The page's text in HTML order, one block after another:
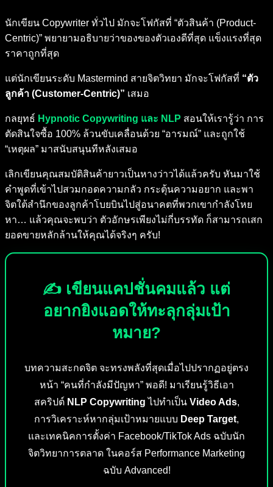
นักเขียน Copywriter ทั่วไป มักจะโฟกัสที่ “ตัวสินค้า (Product-
Centric)” พยายามอธิบายว่าของของตัวเองดีที่สุด แข็งแรงที่สุด
ราคาถูกที่สุด
แต่นักเขียนระดับ Mastermind สายจิตวิทยา มักจะโฟกัสที่ “ตัว
ลูกค้า (Customer-Centric)” เสมอ
กลยุทธ์ Hypnotic Copywriting และ NLP สอนให้เรารู้ว่า การ
ตัดสินใจซื้อ 100% ล้วนขับเคลื่อนด้วย “อารมณ์” และถูกใช้
“เหตุผล” มาสนับสนุนทีหลังเสมอ
เลิกเขียนคุณสมบัติสินค้ายาวเป็นหางว่าวได้แล้วครับ หันมาใช้
คำพูดที่เข้าไปสวมกอดความกลัว กระตุ้นความอยาก และพา
จิตใต้สำนึกของลูกค้าโบยบินไปสู่อนาคตที่พวกเขากำลังโหย
หา… แล้วคุณจะพบว่า ตัวอักษรเพียงไม่กี่บรรทัด ก็สามารถเสก
ยอดขายหลักล้านให้คุณได้จริงๆ ครับ!
✍️ เขียนแคปชั่นคมแล้ว แต่
อยากยิงแอดให้ทะลุกลุ่มเป้า
หมาย?
บทความสะกดจิต จะทรงพลังที่สุดเมื่อไปปรากฏอยู่ตรง
หน้า “คนที่กำลังมีปัญหา” พอดี! มาเรียนรู้วิธีเอา
สคริปต์ NLP Copywriting ไปทำเป็น Video Ads,
การวิเคราะห์หากลุ่มเป้าหมายแบบ Deep Target,
และเทคนิคการตั้งค่า Facebook/TikTok Ads ฉบับนัก
จิตวิทยาการตลาด ในคอร์ส Performance Marketing
ฉบับ Advanced!